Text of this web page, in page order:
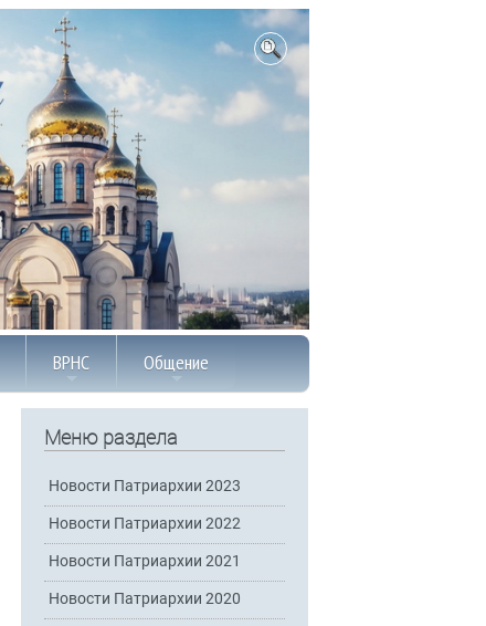
ВРНС Общение
Меню раздела
Новости Патриархии 2023
Новости Патриархии 2022
Новости Патриархии 2021
Новости Патриархии 2020